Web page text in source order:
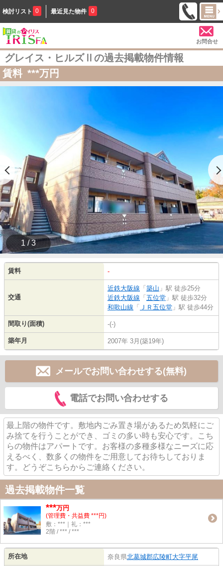
検討リスト 0 最近見た物件 0
お問合せ
グレイス・ヒルズⅡの過去掲載物件情報
賃料 ***万円
1 / 3
賃料 -
交通
近鉄大阪線 「 築山 」駅 徒歩25分
近鉄大阪線 「 五位堂 」駅 徒歩32分
和歌山線 「 ＪＲ五位堂 」駅 徒歩44分
間取り(面積) -(-)
築年月 2007年 3月(築19年)
メールでお問い合わせする(無料)
電話でお問い合わせする
最上階の物件です。敷地内ごみ置き場があるため気軽にご
み捨てを行うことができ、ゴミの多い時も安心です。こち
らの物件はアパートです。お客様の多種多様なニーズに応
えるべく、数多くの物件をご用意してお待ちしておりま
す。どうぞこちらからご連絡ください。
過去掲載物件一覧
***万円
(管理費・共益費 ***円)
敷：***｜礼：***
2階 / *** / ***
所在地 奈良県北葛城郡広陵町大字平尾